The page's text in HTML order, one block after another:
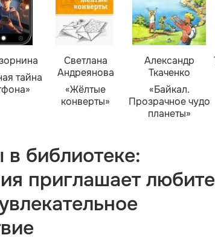
тайна
Светлана
Андреянова
«Жёлтые
конверты»
Александр
Ткаченко
«Байкал.
Прозрачное чудо
планеты»
в библиотеке:
приглашает